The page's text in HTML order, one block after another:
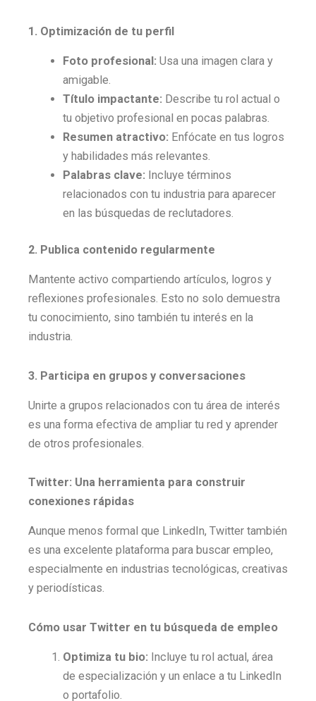
1. Optimización de tu perfil
Foto profesional: Usa una imagen clara y
amigable.
Título impactante: Describe tu rol actual o
tu objetivo profesional en pocas palabras.
Resumen atractivo: Enfócate en tus logros
y habilidades más relevantes.
Palabras clave: Incluye términos
relacionados con tu industria para aparecer
en las búsquedas de reclutadores.
2. Publica contenido regularmente
Mantente activo compartiendo artículos, logros y
reflexiones profesionales. Esto no solo demuestra
tu conocimiento, sino también tu interés en la
industria.
3. Participa en grupos y conversaciones
Unirte a grupos relacionados con tu área de interés
es una forma efectiva de ampliar tu red y aprender
de otros profesionales.
Twitter: Una herramienta para construir
conexiones rápidas
Aunque menos formal que LinkedIn, Twitter también
es una excelente plataforma para buscar empleo,
especialmente en industrias tecnológicas, creativas
y periodísticas.
Cómo usar Twitter en tu búsqueda de empleo
Optimiza tu bio: Incluye tu rol actual, área
de especialización y un enlace a tu LinkedIn
o portafolio.